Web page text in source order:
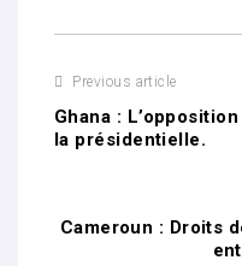
Previous article
Ghana :
la présidentielle.
Cameroun : Droits